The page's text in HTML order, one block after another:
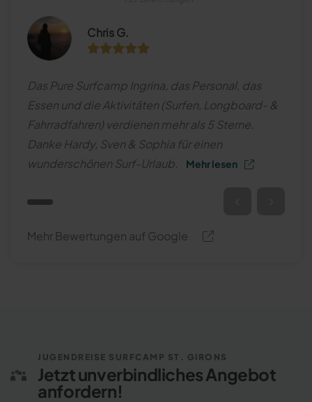
Chris G.
Das Pure Surfcamp Ingrina, das Personal, das
Essen und die Aktivitäten (Surfen, Longboard- &
Fahrradfahren) verdienen mehr als 5 Sterne.
Danke Hardy, Sven & Sophia für einen
wunderschönen Surf-Urlaub.
Mehr lesen
Mehr Bewertungen auf Google
JUGENDREISE SURFCAMP ST. GIRONS
Jetzt unverbindliches Angebot
anfordern!